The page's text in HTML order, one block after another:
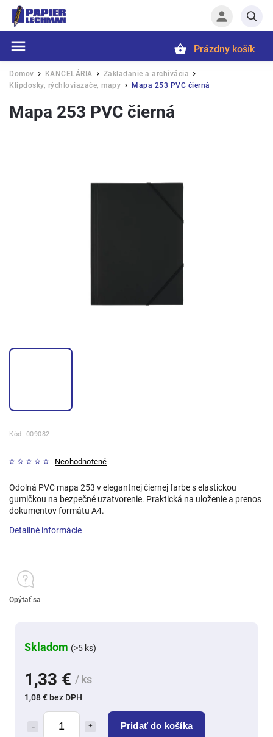
Hľadať
Prázdny košík
Domov / KANCELÁRIA / Zakladanie a archivácia /
Klipdosky, rýchloviazače, mapy / Mapa 253 PVC čierná
Mapa 253 PVC čierná
Kód: 009082
Neohodnotené
1,33 € / ks
1,08 € bez DPH
Pridať do košíka
Skladom (>5 ks)
Odolná PVC mapa 253 v elegantnej čiernej farbe s elastickou
gumičkou na bezpečné uzatvorenie. Praktická na uloženie a prenos
dokumentov formátu A4.
Detailné informácie
Opýtať sa